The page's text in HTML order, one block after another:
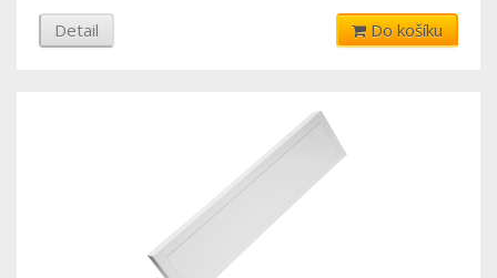
Detail Do košíku